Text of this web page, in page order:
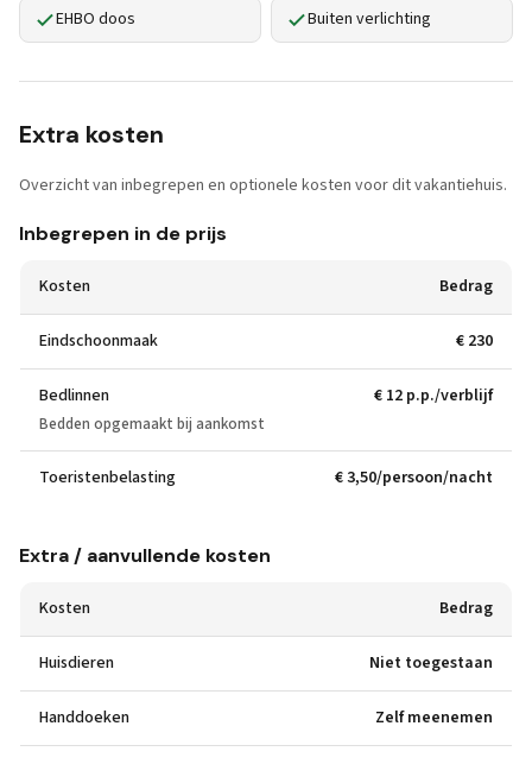
EHBO doos Buiten verlichting
Extra kosten
Overzicht van inbegrepen en optionele kosten voor dit vakantiehuis.
Inbegrepen in de prijs
Kosten Bedrag
Eindschoonmaak € 230
Bedlinnen
Bedden opgemaakt bij aankomst
€ 12 p.p./verblijf
Toeristenbelasting € 3,50/persoon/nacht
Extra / aanvullende kosten
Kosten Bedrag
Huisdieren Niet toegestaan
Handdoeken Zelf meenemen